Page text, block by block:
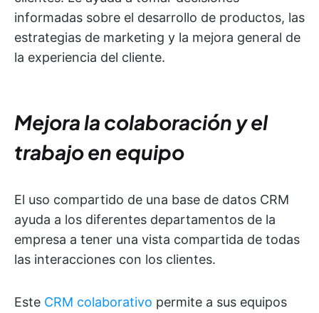
informadas sobre el desarrollo de productos, las
estrategias de marketing y la mejora general de
la experiencia del cliente.
Mejora la colaboración y el
trabajo en equipo
El uso compartido de una base de datos CRM
ayuda a los diferentes departamentos de la
empresa a tener una vista compartida de todas
las interacciones con los clientes.
Este CRM colaborativo permite a sus equipos